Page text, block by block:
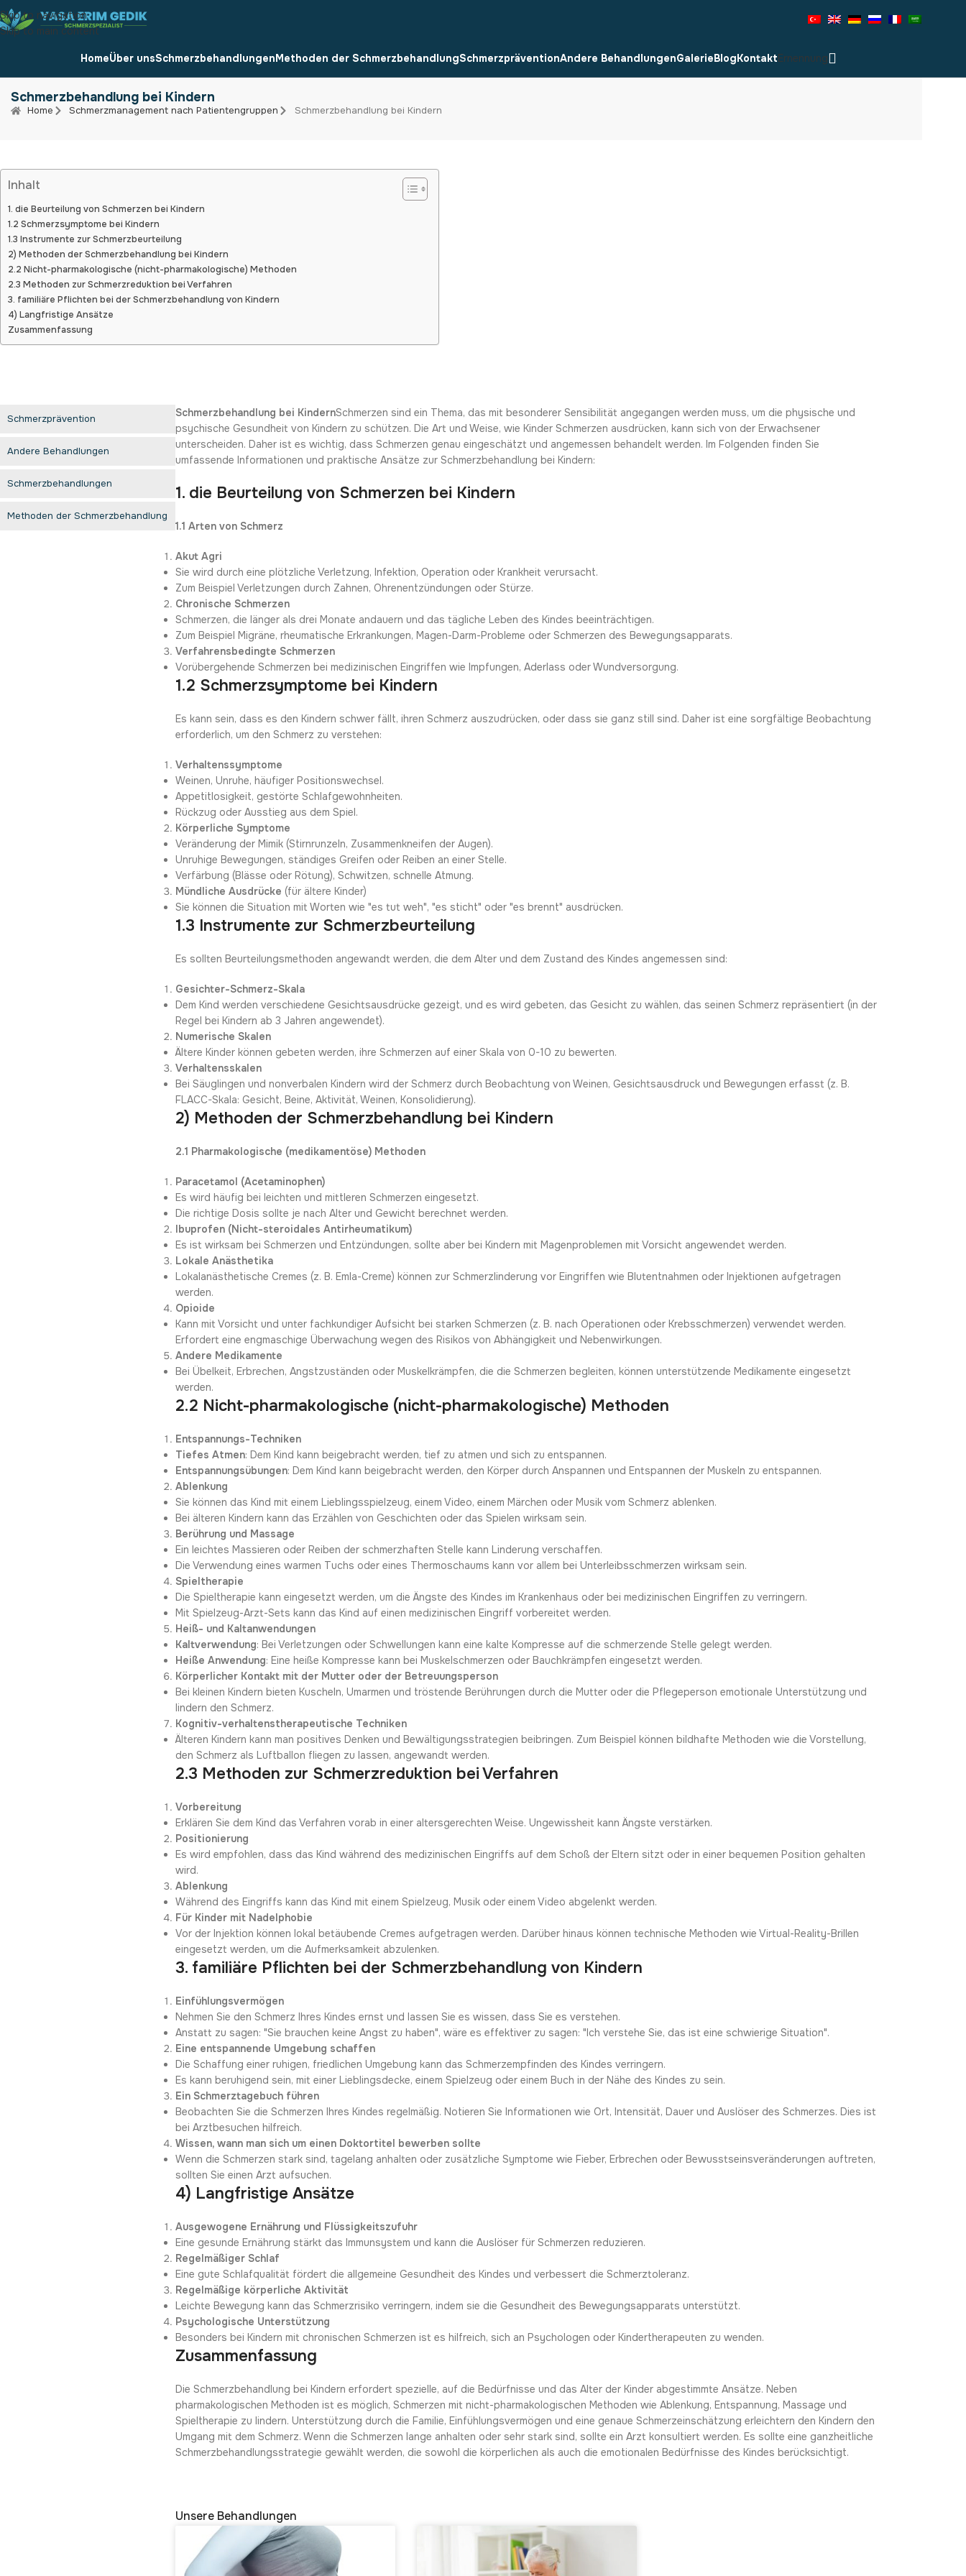
Skip to navigation
Skip to main content
HomeÜber unsSchmerzbehandlungenMethoden der SchmerzbehandlungSchmerzpräventionAndere BehandlungenGalerieBlogKontaktErnennung
Schmerzbehandlung bei Kindern
Home Schmerzmanagement nach Patientengruppen Schmerzbehandlung bei Kindern
Inhalt
1. die Beurteilung von Schmerzen bei Kindern
1.2 Schmerzsymptome bei Kindern
1.3 Instrumente zur Schmerzbeurteilung
2) Methoden der Schmerzbehandlung bei Kindern
2.2 Nicht-pharmakologische (nicht-pharmakologische) Methoden
2.3 Methoden zur Schmerzreduktion bei Verfahren
3. familiäre Pflichten bei der Schmerzbehandlung von Kindern
4) Langfristige Ansätze
Zusammenfassung
Schmerzprävention
Andere Behandlungen
Schmerzbehandlungen
Methoden der Schmerzbehandlung
Schmerzbehandlung bei KindernSchmerzen sind ein Thema, das mit besonderer Sensibilität angegangen werden muss, um die physische und
psychische Gesundheit von Kindern zu schützen. Die Art und Weise, wie Kinder Schmerzen ausdrücken, kann sich von der Erwachsener
unterscheiden. Daher ist es wichtig, dass Schmerzen genau eingeschätzt und angemessen behandelt werden. Im Folgenden finden Sie
umfassende Informationen und praktische Ansätze zur Schmerzbehandlung bei Kindern:
1. die Beurteilung von Schmerzen bei Kindern
1.1 Arten von Schmerz
Akut Agri
Sie wird durch eine plötzliche Verletzung, Infektion, Operation oder Krankheit verursacht.
Zum Beispiel Verletzungen durch Zahnen, Ohrenentzündungen oder Stürze.
Chronische Schmerzen
Schmerzen, die länger als drei Monate andauern und das tägliche Leben des Kindes beeinträchtigen.
Zum Beispiel Migräne, rheumatische Erkrankungen, Magen-Darm-Probleme oder Schmerzen des Bewegungsapparats.
Verfahrensbedingte Schmerzen
Vorübergehende Schmerzen bei medizinischen Eingriffen wie Impfungen, Aderlass oder Wundversorgung.
1.2 Schmerzsymptome bei Kindern
Es kann sein, dass es den Kindern schwer fällt, ihren Schmerz auszudrücken, oder dass sie ganz still sind. Daher ist eine sorgfältige Beobachtung
erforderlich, um den Schmerz zu verstehen:
Verhaltenssymptome
Weinen, Unruhe, häufiger Positionswechsel.
Appetitlosigkeit, gestörte Schlafgewohnheiten.
Rückzug oder Ausstieg aus dem Spiel.
Körperliche Symptome
Veränderung der Mimik (Stirnrunzeln, Zusammenkneifen der Augen).
Unruhige Bewegungen, ständiges Greifen oder Reiben an einer Stelle.
Verfärbung (Blässe oder Rötung), Schwitzen, schnelle Atmung.
Mündliche Ausdrücke (für ältere Kinder)
Sie können die Situation mit Worten wie "es tut weh", "es sticht" oder "es brennt" ausdrücken.
1.3 Instrumente zur Schmerzbeurteilung
Es sollten Beurteilungsmethoden angewandt werden, die dem Alter und dem Zustand des Kindes angemessen sind:
Gesichter-Schmerz-Skala
Dem Kind werden verschiedene Gesichtsausdrücke gezeigt, und es wird gebeten, das Gesicht zu wählen, das seinen Schmerz repräsentiert (in der
Regel bei Kindern ab 3 Jahren angewendet).
Numerische Skalen
Ältere Kinder können gebeten werden, ihre Schmerzen auf einer Skala von 0-10 zu bewerten.
Verhaltensskalen
Bei Säuglingen und nonverbalen Kindern wird der Schmerz durch Beobachtung von Weinen, Gesichtsausdruck und Bewegungen erfasst (z. B.
FLACC-Skala: Gesicht, Beine, Aktivität, Weinen, Konsolidierung).
2) Methoden der Schmerzbehandlung bei Kindern
2.1 Pharmakologische (medikamentöse) Methoden
Paracetamol (Acetaminophen)
Es wird häufig bei leichten und mittleren Schmerzen eingesetzt.
Die richtige Dosis sollte je nach Alter und Gewicht berechnet werden.
Ibuprofen (Nicht-steroidales Antirheumatikum)
Es ist wirksam bei Schmerzen und Entzündungen, sollte aber bei Kindern mit Magenproblemen mit Vorsicht angewendet werden.
Lokale Anästhetika
Lokalanästhetische Cremes (z. B. Emla-Creme) können zur Schmerzlinderung vor Eingriffen wie Blutentnahmen oder Injektionen aufgetragen
werden.
Opioide
Kann mit Vorsicht und unter fachkundiger Aufsicht bei starken Schmerzen (z. B. nach Operationen oder Krebsschmerzen) verwendet werden.
Erfordert eine engmaschige Überwachung wegen des Risikos von Abhängigkeit und Nebenwirkungen.
Andere Medikamente
Bei Übelkeit, Erbrechen, Angstzuständen oder Muskelkrämpfen, die die Schmerzen begleiten, können unterstützende Medikamente eingesetzt
werden.
2.2 Nicht-pharmakologische (nicht-pharmakologische) Methoden
Entspannungs-Techniken
Tiefes Atmen: Dem Kind kann beigebracht werden, tief zu atmen und sich zu entspannen.
Entspannungsübungen: Dem Kind kann beigebracht werden, den Körper durch Anspannen und Entspannen der Muskeln zu entspannen.
Ablenkung
Sie können das Kind mit einem Lieblingsspielzeug, einem Video, einem Märchen oder Musik vom Schmerz ablenken.
Bei älteren Kindern kann das Erzählen von Geschichten oder das Spielen wirksam sein.
Berührung und Massage
Ein leichtes Massieren oder Reiben der schmerzhaften Stelle kann Linderung verschaffen.
Die Verwendung eines warmen Tuchs oder eines Thermoschaums kann vor allem bei Unterleibsschmerzen wirksam sein.
Spieltherapie
Die Spieltherapie kann eingesetzt werden, um die Ängste des Kindes im Krankenhaus oder bei medizinischen Eingriffen zu verringern.
Mit Spielzeug-Arzt-Sets kann das Kind auf einen medizinischen Eingriff vorbereitet werden.
Heiß- und Kaltanwendungen
Kaltverwendung: Bei Verletzungen oder Schwellungen kann eine kalte Kompresse auf die schmerzende Stelle gelegt werden.
Heiße Anwendung: Eine heiße Kompresse kann bei Muskelschmerzen oder Bauchkrämpfen eingesetzt werden.
Körperlicher Kontakt mit der Mutter oder der Betreuungsperson
Bei kleinen Kindern bieten Kuscheln, Umarmen und tröstende Berührungen durch die Mutter oder die Pflegeperson emotionale Unterstützung und
lindern den Schmerz.
Kognitiv-verhaltenstherapeutische Techniken
Älteren Kindern kann man positives Denken und Bewältigungsstrategien beibringen. Zum Beispiel können bildhafte Methoden wie die Vorstellung,
den Schmerz als Luftballon fliegen zu lassen, angewandt werden.
2.3 Methoden zur Schmerzreduktion bei Verfahren
Vorbereitung
Erklären Sie dem Kind das Verfahren vorab in einer altersgerechten Weise. Ungewissheit kann Ängste verstärken.
Positionierung
Es wird empfohlen, dass das Kind während des medizinischen Eingriffs auf dem Schoß der Eltern sitzt oder in einer bequemen Position gehalten
wird.
Ablenkung
Während des Eingriffs kann das Kind mit einem Spielzeug, Musik oder einem Video abgelenkt werden.
Für Kinder mit Nadelphobie
Vor der Injektion können lokal betäubende Cremes aufgetragen werden. Darüber hinaus können technische Methoden wie Virtual-Reality-Brillen
eingesetzt werden, um die Aufmerksamkeit abzulenken.
3. familiäre Pflichten bei der Schmerzbehandlung von Kindern
Einfühlungsvermögen
Nehmen Sie den Schmerz Ihres Kindes ernst und lassen Sie es wissen, dass Sie es verstehen.
Anstatt zu sagen: "Sie brauchen keine Angst zu haben", wäre es effektiver zu sagen: "Ich verstehe Sie, das ist eine schwierige Situation".
Eine entspannende Umgebung schaffen
Die Schaffung einer ruhigen, friedlichen Umgebung kann das Schmerzempfinden des Kindes verringern.
Es kann beruhigend sein, mit einer Lieblingsdecke, einem Spielzeug oder einem Buch in der Nähe des Kindes zu sein.
Ein Schmerztagebuch führen
Beobachten Sie die Schmerzen Ihres Kindes regelmäßig. Notieren Sie Informationen wie Ort, Intensität, Dauer und Auslöser des Schmerzes. Dies ist
bei Arztbesuchen hilfreich.
Wissen, wann man sich um einen Doktortitel bewerben sollte
Wenn die Schmerzen stark sind, tagelang anhalten oder zusätzliche Symptome wie Fieber, Erbrechen oder Bewusstseinsveränderungen auftreten,
sollten Sie einen Arzt aufsuchen.
4) Langfristige Ansätze
Ausgewogene Ernährung und Flüssigkeitszufuhr
Eine gesunde Ernährung stärkt das Immunsystem und kann die Auslöser für Schmerzen reduzieren.
Regelmäßiger Schlaf
Eine gute Schlafqualität fördert die allgemeine Gesundheit des Kindes und verbessert die Schmerztoleranz.
Regelmäßige körperliche Aktivität
Leichte Bewegung kann das Schmerzrisiko verringern, indem sie die Gesundheit des Bewegungsapparats unterstützt.
Psychologische Unterstützung
Besonders bei Kindern mit chronischen Schmerzen ist es hilfreich, sich an Psychologen oder Kindertherapeuten zu wenden.
Zusammenfassung
Die Schmerzbehandlung bei Kindern erfordert spezielle, auf die Bedürfnisse und das Alter der Kinder abgestimmte Ansätze. Neben
pharmakologischen Methoden ist es möglich, Schmerzen mit nicht-pharmakologischen Methoden wie Ablenkung, Entspannung, Massage und
Spieltherapie zu lindern. Unterstützung durch die Familie, Einfühlungsvermögen und eine genaue Schmerzeinschätzung erleichtern den Kindern den
Umgang mit dem Schmerz. Wenn die Schmerzen lange anhalten oder sehr stark sind, sollte ein Arzt konsultiert werden. Es sollte eine ganzheitliche
Schmerzbehandlungsstrategie gewählt werden, die sowohl die körperlichen als auch die emotionalen Bedürfnisse des Kindes berücksichtigt.
Unsere Behandlungen